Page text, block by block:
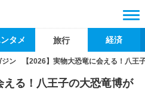
タメ 旅行 経済
ジン 【2026】実物大恐竜に会える！八王
える！八王子の大恐竜博が